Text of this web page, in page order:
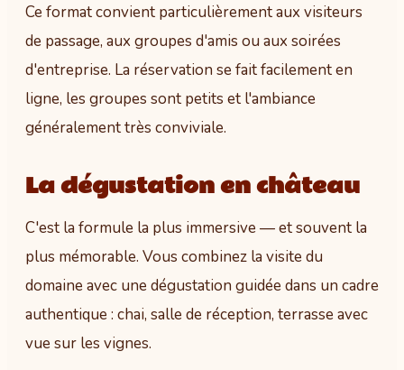
Ce format convient particulièrement aux visiteurs
de passage, aux groupes d'amis ou aux soirées
d'entreprise. La réservation se fait facilement en
ligne, les groupes sont petits et l'ambiance
généralement très conviviale.
La dégustation en château
C'est la formule la plus immersive — et souvent la
plus mémorable. Vous combinez la visite du
domaine avec une dégustation guidée dans un cadre
authentique : chai, salle de réception, terrasse avec
vue sur les vignes.